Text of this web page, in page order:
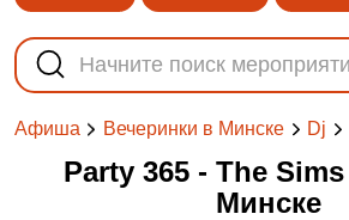
Афиша Вечеринки в Минске Dj
Party 365 - The
Минске